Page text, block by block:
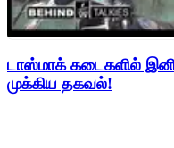
டாஸ்மாக் கடைகளில்
முக்கிய தகவல்!